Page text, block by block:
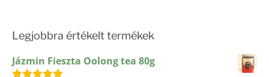
Legjobbra értékelt termékek
Jázmin Fieszta Oolong tea 80g